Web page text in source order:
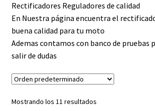
Ropa para Motociclistas
Tienda Física Motosyrepuestos
FAQ Preguntas Frecuentes
Rectificadores Reguladores de calidad
En Nuestra página encuentra el
buena calidad para tu moto
Ademas contamos con banco de pruebas
salir de dudas
Mostrando los 11 resultados